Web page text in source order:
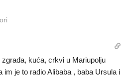
kuća, crkvi u Mariupolju
im je to radio Alibaba , baba Ursula i